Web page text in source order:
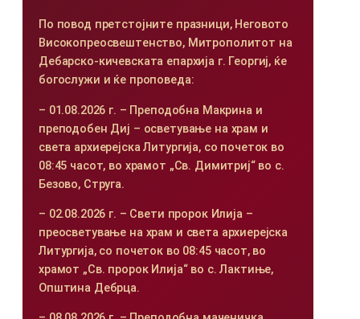
По повод претстојните празници, Неговото
Високопреосвештенство, Митрополитот на
Дебарско-кичевската епархија г. Георгиј, ќе
богослужи и ќе проповеда:
– 01.08.2026 г. – Преподобна Макрина и
преподобен Диј – осветување на храм и
света архиерејска Литургија, со почеток во
08:45 часот, во храмот „Св. Димитриј“ во с.
Безово, Струга.
– 02.08.2026 г. – Свети пророк Илија –
преосветување на храм и света архиерејска
Литургија, со почеток во 08:45 часот, во
храмот „Св. пророк Илија“ во с. Лактиње,
Општина Дебрца.